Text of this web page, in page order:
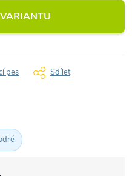
pes Sdílet